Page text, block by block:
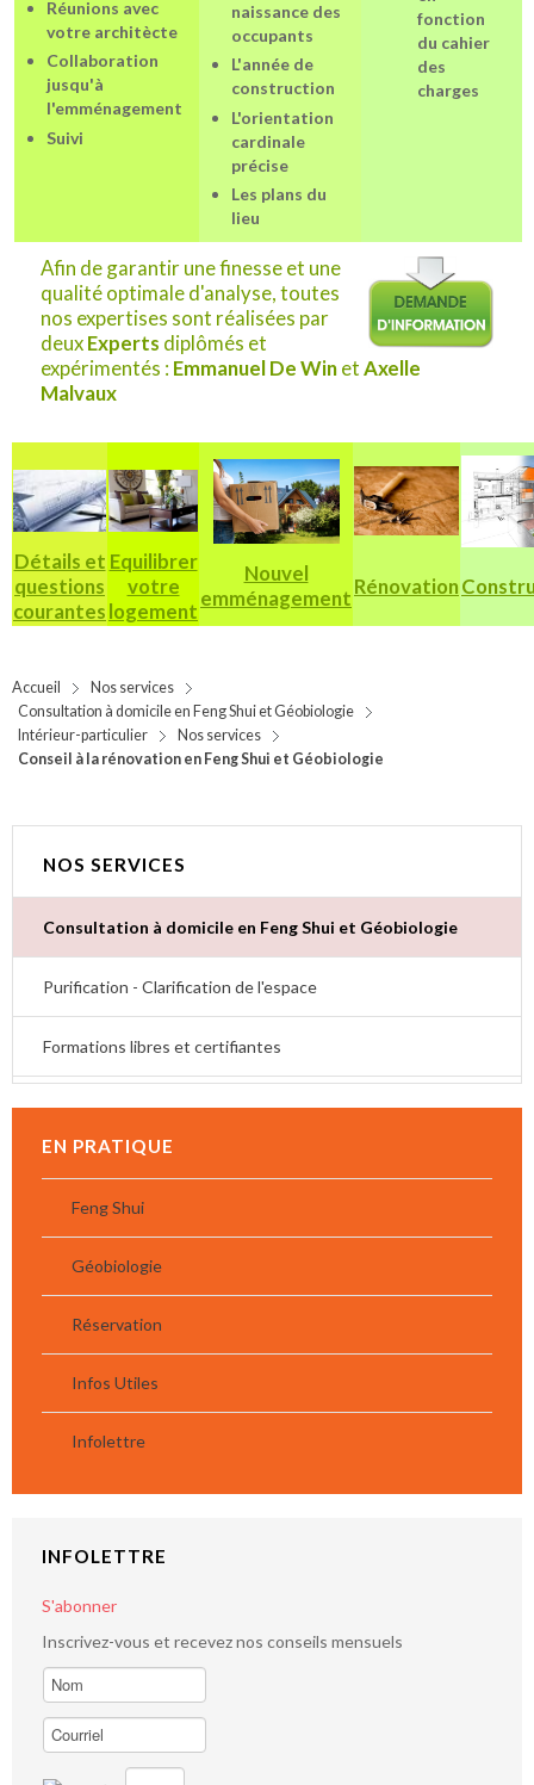
Réunions avec
votre architècte
Collaboration
jusqu'à
l'emménagement
Suivi
naissance des
occupants
L'année de
construction
L'orientation
cardinale
précise
Les plans du
lieu
fonction
du cahier
des
charges
Afin de garantir une finesse et une
qualité optimale d'analyse, toutes
nos expertises sont réalisées par
deuxExperts diplômés et
expérimentés : Emmanuel De WinetAxelle
Malvaux
Détails et
questions
courantes
Equilibrer
votre
logement
Nouvel
emménagementRénovation
Accueil
Nos services
Consultation à domicile en Feng Shui et Géobiologie
Intérieur-particulier
Nos services
Conseil à la rénovation en Feng Shui et Géobiologie
NOS SERVICES
Consultation à domicile en Feng Shui et Géobiologie
Purification - Clarification de l'espace
Formations libres et certifiantes
EN PRATIQUE
Feng Shui
Géobiologie
Réservation
Infos Utiles
Infolettre
INFOLETTRE
S'abonner
Inscrivez-vous et recevez nos conseils mensuels